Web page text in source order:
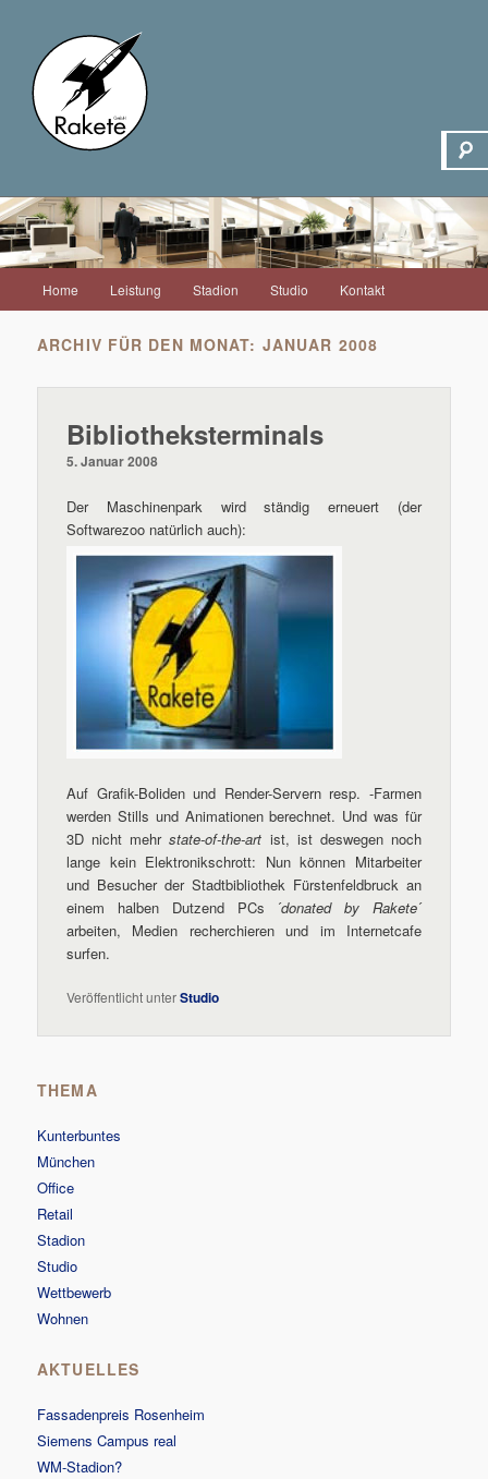
Zum
Inhalt
wechseln
Zum
sekundären
Inhalt
wechseln
Home Leistung Stadion Studio Kontakt
ARCHIV FÜR DEN MONAT: JANUAR 2008
Bibliotheksterminals
5. Januar 2008
Der Maschinenpark wird ständig erneuert (der
Softwarezoo natürlich auch):
Auf Grafik-Boliden und Render-Servern resp. -Farmen
werden Stills und Animationen berechnet. Und was für
3D nicht mehrstate-of-the-art ist, ist deswegen noch
lange kein Elektronikschrott: Nun können Mitarbeiter
und Besucher der Stadtbibliothek Fürstenfeldbruck an
einem halben Dutzend PCs ´donated by Rakete´
arbeiten, Medien recherchieren und im Internetcafe
surfen.
Veröffentlicht unterStudio
THEMA
Kunterbuntes
München
Office
Retail
Stadion
Studio
Wettbewerb
Wohnen
AKTUELLES
Fassadenpreis Rosenheim
Siemens Campus real
WM-Stadion?